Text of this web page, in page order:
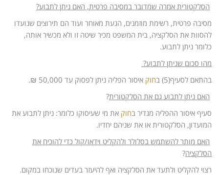
הסלקטורית אמרה שמדובר במסיבה פרטית, האם ניתן לתבוע?
מסיבה פרטית, רשימת מוזמנים, הגעת מאוחר ועוד הם תירוצים שנועדו
להסוות את הסלקציה, בית המשפט מכיר שיטה זו ולא מכשיר אותה,
כלומר ניתן לתבוע.
מהו סכום שניתן לתבוע?
בהתאם לסעיף(5) ב
חוק איסור הפליה ניתן לפסוק עד 50,000 ₪.
האם ניתן לתבוע גם את הסלקטורית?
סעיף איסור ההפליה מגדיר בחוק את מי שעיסוקו כלומר: ניתן לתבוע את
המועדון, הסלקטורית או את שניהם יחדיו.
האם מותר להשתמש בסלולר ולהקליט וידאו/קול כדי להוכיח את
הסלקציה?
רצוי להקליט ולתעד את הסלקציה ואף להיעזר בעדים שנוכחו במקום.